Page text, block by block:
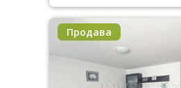
Продава